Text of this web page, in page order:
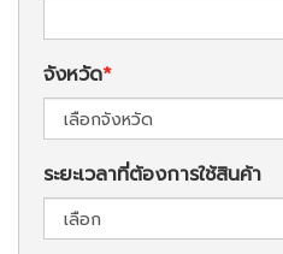
จังหวัด
ระยะเวลาที่ต้องการใช้สินค้า